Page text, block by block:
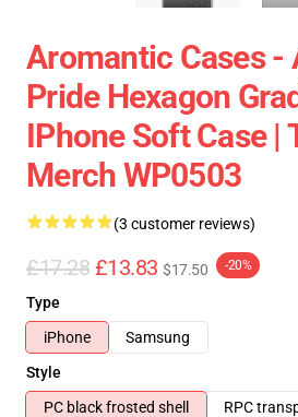
Aromantic Cases -
Pride Hexagon
IPhone Soft Case |
Merch WP0503
(3 customer reviews)
£17.28 £13.83 $17.50 -20%
Type
iPhone
Samsung
Style
PC black frosted shell
RPC